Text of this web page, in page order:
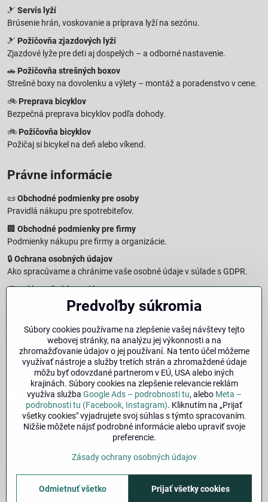
🎿 Servis lyží
Brúsenie hrán, voskovanie a príprava lyží na sezónu.
🎿 Požičovňa zjazdových lyží
Zjazdové lyže pre deti aj dospelých – a odborné nastavenie.
🚗 Požičovňa strešných boxov
Strešné boxy na dovolenku a výlety – montáž a poradenstvo v cene.
🚲 Preprava bicyklov
Bezpečná preprava bicyklov podľa dohody.
🚲 Požičovňa bicyklov
Požičaj si bicykel na deň alebo víkend.
Právne informácie
📜 Obchodné podmienky pre osoby
Pravidlá nákupu pre spotrebiteľov.
🏢 Obchodné podmienky pre firmy
Podmienky nákupu pre firmy a organizácie.
🔒Ochrana osobných údajov
Ako spracúvame a chránime vaše osobné údaje v súlade s GDPR.
🧾Reklamačný formulár
Jednoduché podanie reklamácie
Vzorový formulár pre odstúpenie od zmluvy a vrátenie tovaru.
Právna doložka – Autorské práva
Informácie o ochrane obsahu, značiek a fotografií vrátane
podmienok.
Facebook Instagram
🚚Doprava| 💳Platba| 🔁Výber veľkosti
©2026Copyright
Predvoľby súkromia
Zásady ochrany osobných údajov
Predvoľby súkromia
Súbory cookies používame na zlepšenie vašej návštevy tejto
webovej stránky, na analýzu jej výkonnosti a na
zhromažďovanie údajov o jej používaní. Na tento účel môžeme
využívať nástroje a služby tretích strán a zhromaždené údaje
môžu byť odovzdané partnerom v EÚ, USA alebo iných
krajinách. Súbory cookies na zlepšenie relevancie reklám
využíva služba Google Ads – podrobnosti tu, alebo Meta –
podrobnosti tu (Facebook, Instagram). Kliknutím na „Prijať
všetky cookies" vyjadrujete svoj súhlas s týmto spracovaním.
Nižšie môžete nájsť podrobné informácie alebo upraviť svoje
preferencie.
Zásady ochrany osobných údajov
Prijať všetky cookies
Odmietnuť všetko